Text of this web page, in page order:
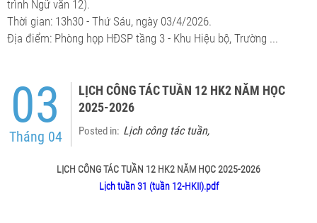
trình Ngữ văn 12).
Thời gian: 13h30 - Thứ Sáu, ngày 03/4/2026.
Địa điểm: Phòng họp HĐSP tầng 3 - Khu Hiệu bộ, Trường ...
03
Tháng 04
LỊCH CÔNG TÁC TUẦN 12 HK2 NĂM HỌC
2025-2026
Posted in: Lịch công tác tuần,
LỊCH CÔNG TÁC TUẦN 12 HK2 NĂM HỌC 2025-2026
Lịch tuần 31 (tuần 12-HKII).pdf